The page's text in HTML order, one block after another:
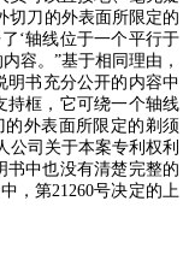
切刀的外表面所限定的
‘轴线位于一个平行于
容。 ”基于相同理由，
明书充分公开的内容中
持框，它可绕一个轴线
外表面所限定的剃须
公司关于本案专利权利
书中也没有清楚完整的
，第21260号决定的上